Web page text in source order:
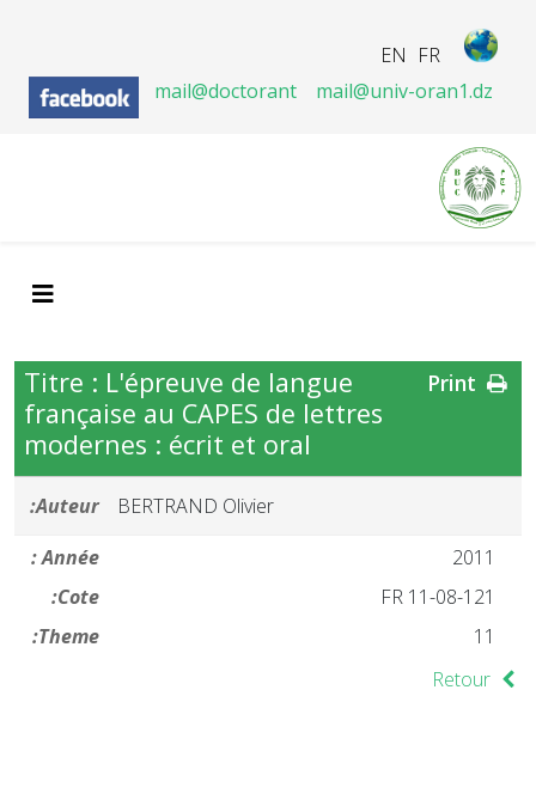
FR
EN
mail@doctorant
mail@univ-oran1.dz
Titre : L'épreuve de langue
française au CAPES de lettres
modernes : écrit et oral
Auteur:
BERTRAND Olivier
Année :
2011
Cote:
FR 11-08-121
Theme:
11
Retour